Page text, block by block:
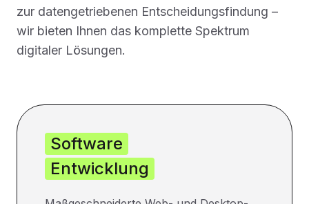
zur datengetriebenen Entscheidungsfindung –
wir bieten Ihnen das komplette Spektrum
digitaler Lösungen.
Software
Entwicklung